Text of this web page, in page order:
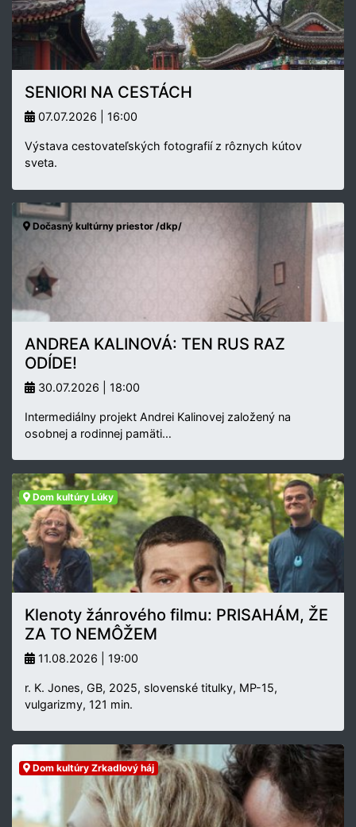
SENIORI NA CESTÁCH
07.07.2026 | 16:00
Výstava cestovateľských fotografií z rôznych kútov
sveta.
Dočasný kultúrny priestor /dkp/
ANDREA KALINOVÁ: TEN RUS RAZ
ODÍDE!
30.07.2026 | 18:00
Intermediálny projekt Andrei Kalinovej založený na
osobnej a rodinnej pamäti…
Dom kultúry Lúky
Klenoty žánrového filmu: PRISAHÁM, ŽE
ZA TO NEMÔŽEM
11.08.2026 | 19:00
r. K. Jones, GB, 2025, slovenské titulky, MP-15,
vulgarizmy, 121 min.
Dom kultúry Zrkadlový háj